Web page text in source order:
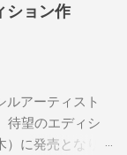
ション作
ルアーティスト
待望のエディシ
に発売となり